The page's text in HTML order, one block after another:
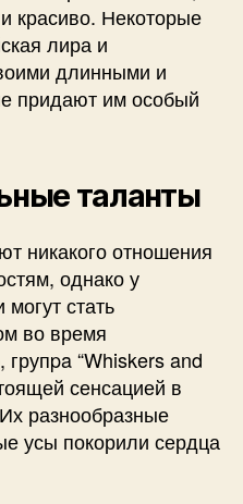
красиво. Некоторые
лира и
длинными и
придают им особый
таланты
никакого отношения
однако у
стать
во время
“Whiskers and
сенсацией в
разнообразные
усы покорили сердца